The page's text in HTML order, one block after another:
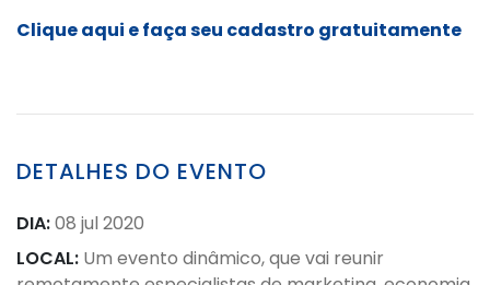
Clique aqui e faça seu cadastro gratuitamente
DETALHES DO EVENTO
DIA:08 jul 2020
LOCAL: Um evento dinâmico, que vai reunir